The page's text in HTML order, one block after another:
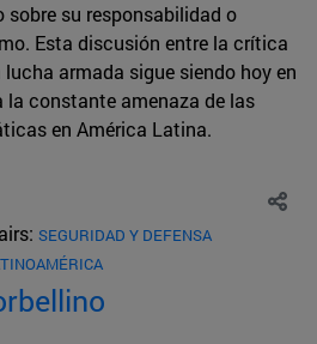
su responsabilidad o
Esta discusión entre la crítica
armada sigue siendo hoy en
la constante amenaza de las
en América Latina.
SEGURIDAD Y DEFENSA